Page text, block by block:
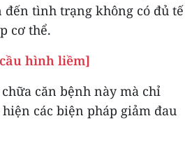
tình trạng không có đủ tế
cơ thể.
hình liềm]
căn bệnh này mà chỉ
các biện pháp giảm đau